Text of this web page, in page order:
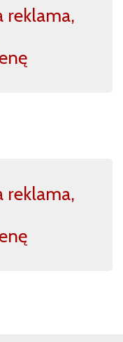
reklama,
reklama,